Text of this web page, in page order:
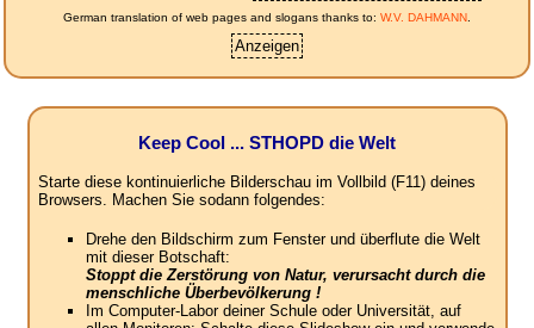
German translation of web pages and slogans thanks to: W.V. DAHMANN.
Anzeigen
Keep Cool ... STHOPD die Welt
Starte diese kontinuierliche Bilderschau im Vollbild (F11) deines
Browsers. Machen Sie sodann folgendes:
Drehe den Bildschirm zum Fenster und überflute die Welt
mit dieser Botschaft:
Stoppt die Zerstörung von Natur, verursacht durch die
menschliche Überbevölkerung !
Im Computer-Labor deiner Schule oder Universität, auf